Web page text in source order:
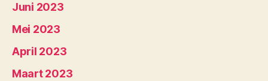
Juni 2023
Mei 2023
April 2023
Maart 2023